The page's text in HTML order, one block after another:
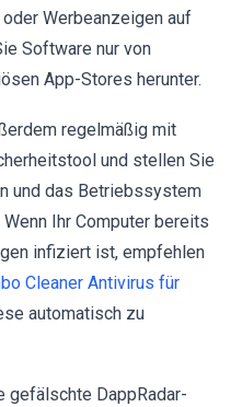
Werbeanzeigen auf
Software nur von
App-Stores herunter.
regelmäßig mit
und stellen Sie
und das Betriebssystem
Ihr Computer bereits
infiziert ist, empfehlen
Cleaner Antivirus für
automatisch zu
gefälschte DappRadar-